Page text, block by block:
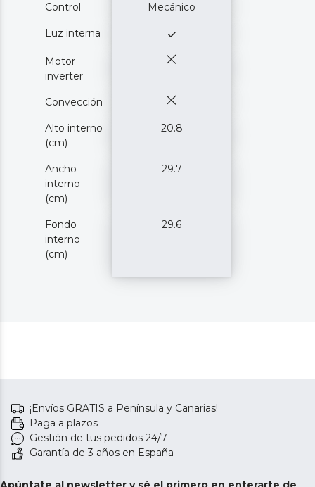
Control Mecánico
Luz interna
Motor
inverter
Convección
Alto interno
(cm)
20.8
Ancho
interno
(cm)
29.7
Fondo
interno
(cm)
29.6
¡Envíos GRATIS a Península y Canarias!
Paga a plazos
Gestión de tus pedidos 24/7
Garantía de 3 años en España